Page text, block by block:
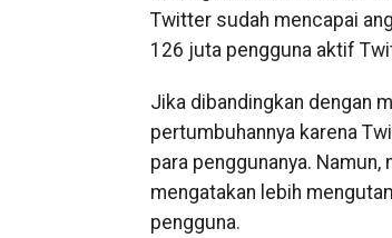
Twitter sudah mencapai
126 juta pengguna aktif
Jika dibandingkan dengan
pertumbuhannya karena
para penggunanya.
mengatakan lebih
pengguna.